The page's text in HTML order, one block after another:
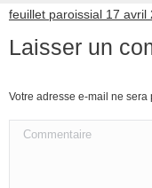
feuillet paroissial 17 avril
Laisser un
Votre adresse e-mail ne
Commentaire